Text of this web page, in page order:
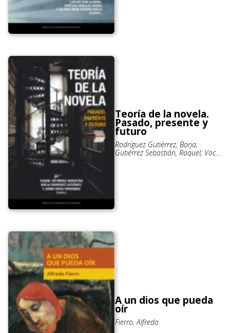
Teoría de la novela.
Pasado, presente y
futuro
Rodríguez Gutiérrez, Borja;
Gutiérrez Sebastián, Raquel; Voces
A un dios que pueda
oír
Fierro, Alfredo